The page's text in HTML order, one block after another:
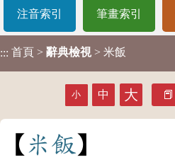
注音索引 筆畫索引
::: 首頁 > 辭典檢視 > 米飯
小 中 大
米飯